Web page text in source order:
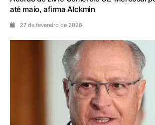
até maio, afirma Alckmin
27 de fevereiro de 2026